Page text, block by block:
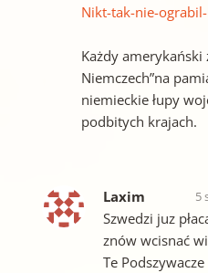
Nikt-tak-nie-
Każdy amerykański
Niemczech”na
niemieckie łupy
podbitych krajach.
Laxim 5
Szwedzi juz
znów wcisnać
Te